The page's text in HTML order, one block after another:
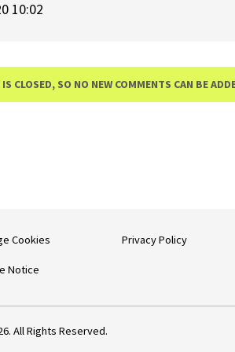
10:02
CLOSED, SO NO NEW COMMENTS CAN BE
Cookies
Notice
Privacy Policy
All Rights Reserved.